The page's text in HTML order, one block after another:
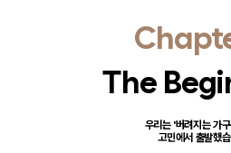
The
우리는 '버려지는 가구'
고민에서 출발했